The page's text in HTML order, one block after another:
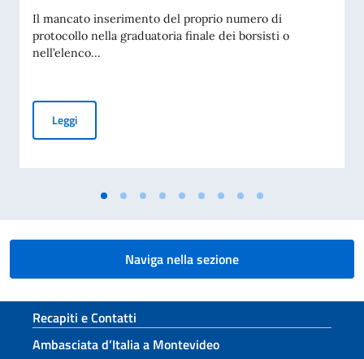
Il mancato inserimento del proprio numero di
protocollo nella graduatoria finale dei borsisti o
nell’elenco...
LeggiGRADUATORIA FINALE DELLE BORSE DI STUDIO
Naviga nella sezione
Sezione footer
Recapiti e Contatti
Ambasciata d’Italia a Montevideo